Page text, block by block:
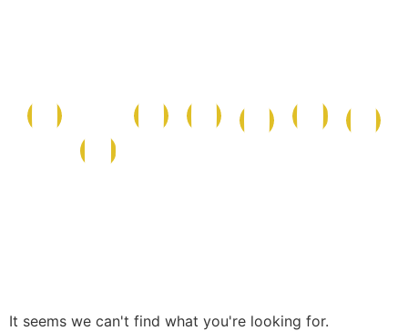
La
Boutique
Conserves
Produits
de
Epicerie
Salée
Epicerie
Sucrée
Maison
et
Cave
Italienneet
It seems we can't find what you're looking for.